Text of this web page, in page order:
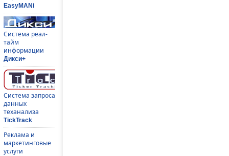
EasyMANi
Система реал-
тайм
информации
Дикси+
Система запроса
данных
теханализа
TickTrack
Реклама и
маркетинговые
услуги